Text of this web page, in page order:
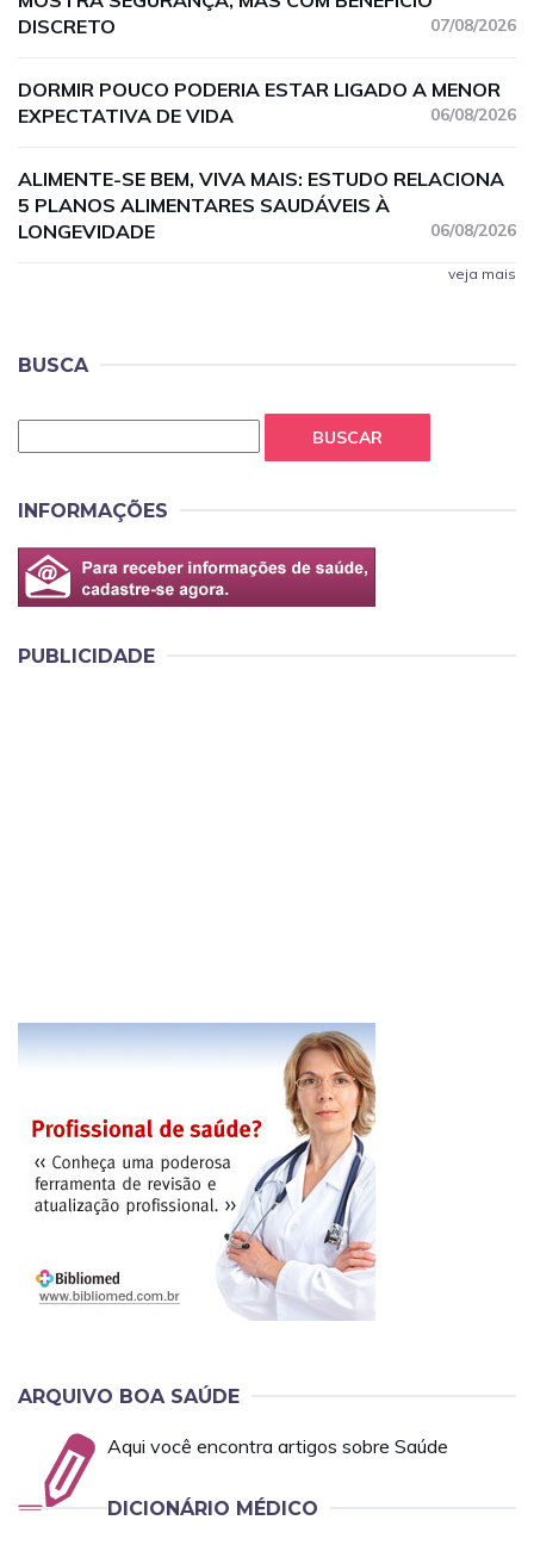
DISCRETO
07/08/2026
DORMIR POUCO PODERIA ESTAR LIGADO A MENOR
EXPECTATIVA DE VIDA
06/08/2026
ALIMENTE-SE BEM, VIVA MAIS: ESTUDO RELACIONA
5 PLANOS ALIMENTARES SAUDÁVEIS À
LONGEVIDADE
06/08/2026
veja mais
BUSCA
BUSCAR
INFORMAÇÕES
PUBLICIDADE
ARQUIVO BOA SAÚDE
Aqui você encontra artigos sobre Saúde
DICIONÁRIO MÉDICO